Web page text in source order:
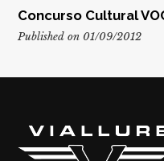
Concurso Cultural
Published on 01/09/2012